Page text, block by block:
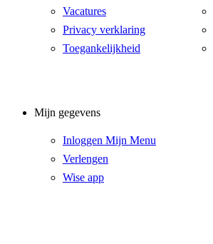
Vacatures
Privacy verklaring
Toegankelijkheid
Mijn gegevens
Inloggen Mijn Menu
Verlengen
Wise app